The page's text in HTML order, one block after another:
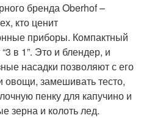
бренда Oberhof –
кто ценит
приборы. Компактный
в 1”. Это и блендер, и
насадки позволяют с его
замешивать тесто,
пенку для капучино и
зерна и колоть лед.